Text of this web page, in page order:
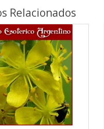
Relacionados